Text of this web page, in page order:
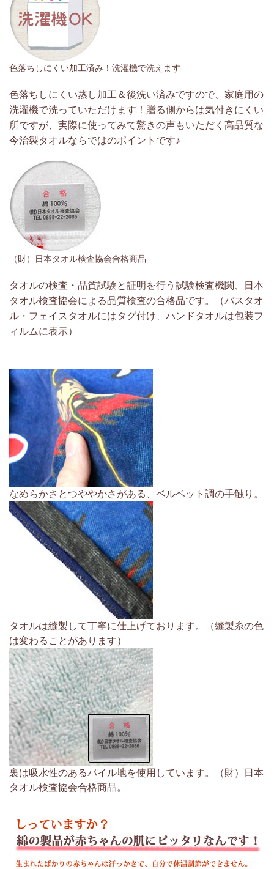
色落ちしにくい加工済み！洗濯機で洗えます
色落ちしにくい蒸し加工＆後洗い済みですので、家庭用の
洗濯機で洗っていただけます！贈る側からは気付きにくい
所ですが、実際に使ってみて驚きの声もいただく高品質な
今治製タオルならではのポイントです♪
（財）日本タオル検査協会合格商品
タオルの検査・品質試験と証明を行う試験検査機関、日本
タオル検査協会による品質検査の合格品です。（バスタオ
ル・フェイスタオルにはタグ付け、ハンドタオルは包装フ
ィルムに表示）
なめらかさとつややかさがある、ベルベット調の手触り。
タオルは縫製して丁寧に仕上げております。（縫製糸の色
は変わることがあります）
裏は吸水性のあるパイル地を使用しています。（財）日本
タオル検査協会合格商品。